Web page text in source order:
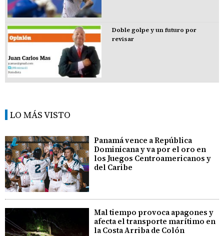
Doble golpe y un futuro por
revisar
LO MÁS VISTO
Panamá vence a República
Dominicana y va por el oro en
los Juegos Centroamericanos y
del Caribe
Mal tiempo provoca apagones y
afecta el transporte marítimo en
la Costa Arriba de Colón